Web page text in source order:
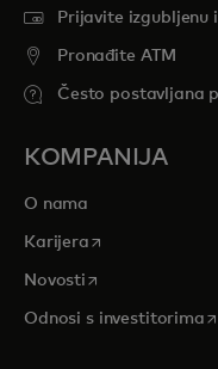
Prijavite izgubljenu
Pronađite ATM
Često postavljana
KOMPANIJA
O nama
Karijeraopens in a new
Novosti opens in a new
Odnosi s investitorima